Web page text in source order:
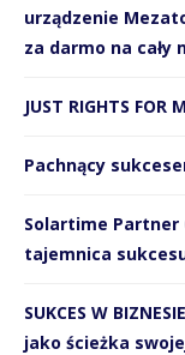
urządzenie
za darmo na cały
JUST RIGHTS FOR
Pachnący
Solartime Partner
tajemnica
SUKCES W
jako ścieżka